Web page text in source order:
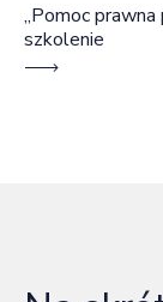
„Pomoc prawna
szkolenie